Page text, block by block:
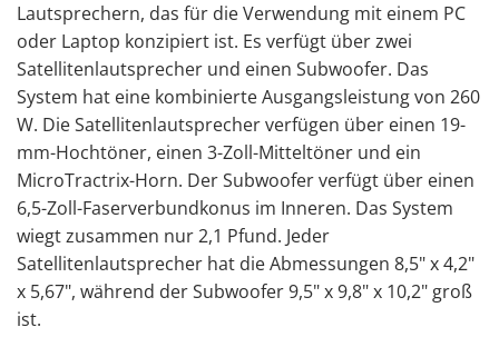
Lautsprechern, das für die Verwendung mit einem PC
oder Laptop konzipiert ist. Es verfügt über zwei
Satellitenlautsprecher und einen Subwoofer. Das
System hat eine kombinierte Ausgangsleistung von 260
W. Die Satellitenlautsprecher verfügen über einen 19-
mm-Hochtöner, einen 3-Zoll-Mitteltöner und ein
MicroTractrix-Horn. Der Subwoofer verfügt über einen
6,5-Zoll-Faserverbundkonus im Inneren. Das System
wiegt zusammen nur 2,1 Pfund. Jeder
Satellitenlautsprecher hat die Abmessungen 8,5" x 4,2"
x 5,67", während der Subwoofer 9,5" x 9,8" x 10,2" groß
ist.